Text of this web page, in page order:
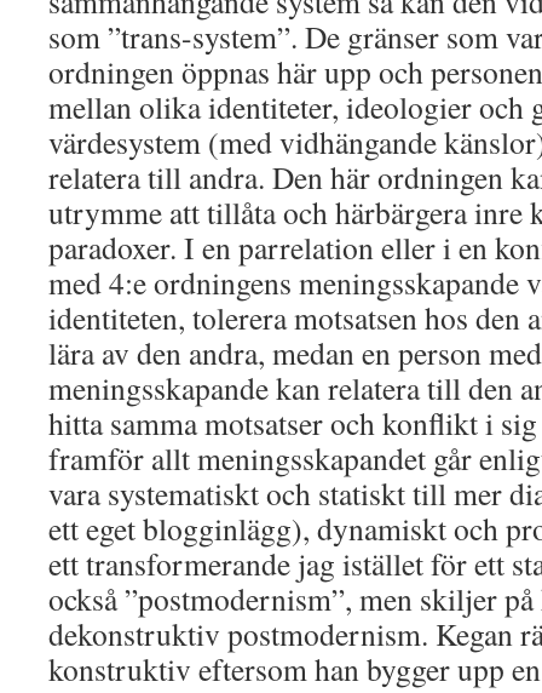
som ”trans-system”. De gränser som
ordningen öppnas här upp och
mellan olika identiteter, ideologier och
värdesystem (med vidhängande
relatera till andra. Den här ordningen
utrymme att tillåta och härbärgera inre
paradoxer. I en parrelation eller i en
med 4:e ordningens meningsskapande
identiteten, tolerera motsatsen hos den
lära av den andra, medan en person
meningsskapande kan relatera till den
hitta samma motsatser och konflikt i
framför allt meningsskapandet går
vara systematiskt och statiskt till mer
ett eget blogginlägg), dynamiskt och
ett transformerande jag istället för ett
också ”postmodernism”, men skiljer
dekonstruktiv postmodernism. Kegan
konstruktiv eftersom han bygger upp